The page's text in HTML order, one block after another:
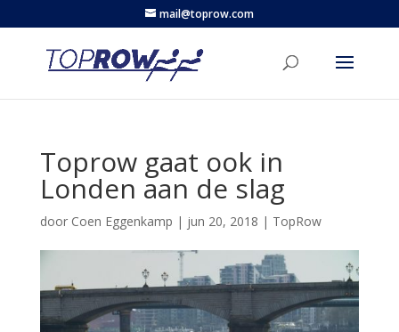
mail@toprow.com
Toprow gaat ook in
Londen aan de slag
door Coen Eggenkamp | jun 20, 2018 | TopRow